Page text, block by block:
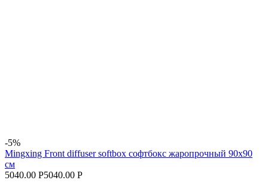
-5%
Mingxing Front diffuser softbox софтбокс жаропрочный 90x90
см
5040.00 Р5040.00 Р